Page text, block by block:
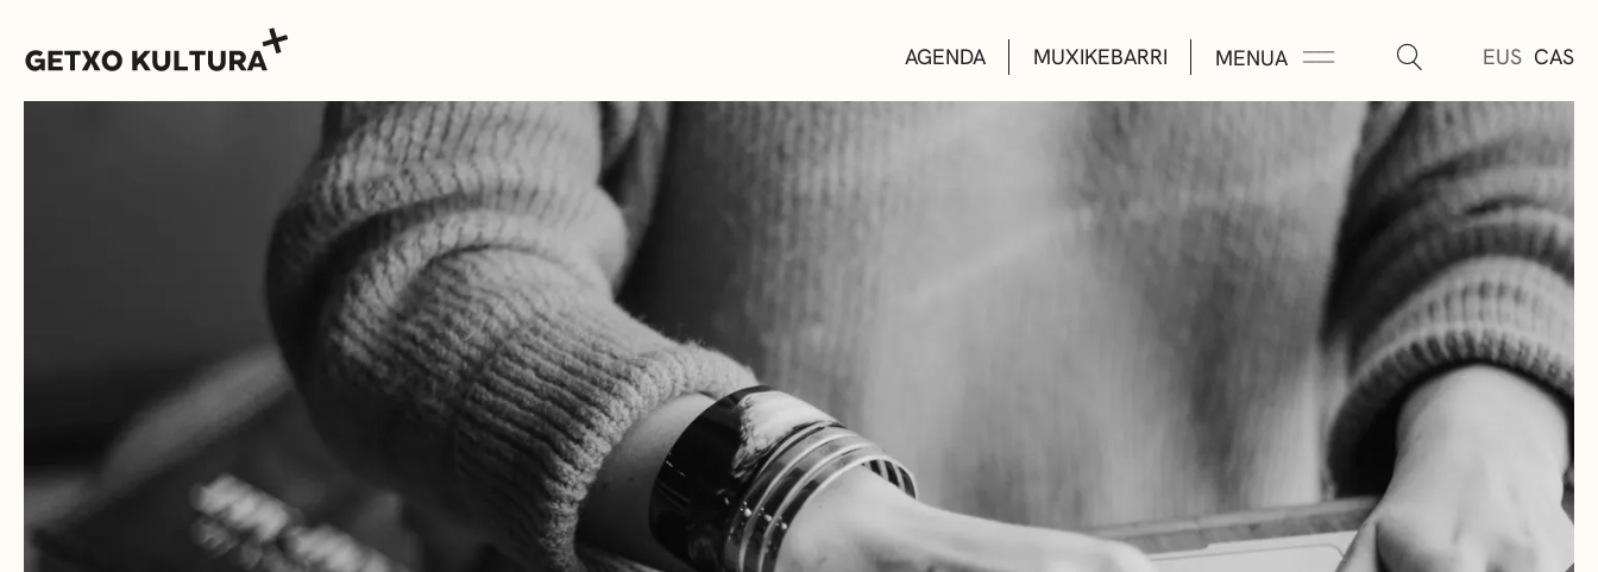
AGENDA MUXIKEBARRI MENUA EUS CAS
AGENDA
MUXIKEBARRI
KONTAKTUA
SARRERAK
KULTUR ETXEAK
LIBURUTEGIAK
MUSIKA ESKOLA
DEIALDIAK